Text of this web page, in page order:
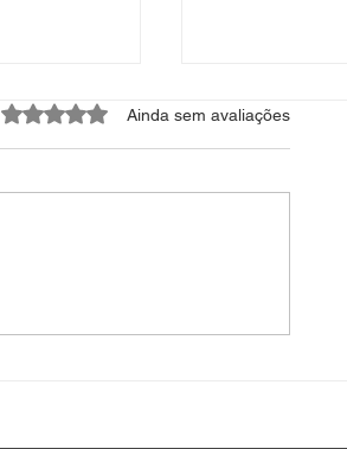
Avaliado com 0 de 5 estrelas.
Ainda sem avaliações